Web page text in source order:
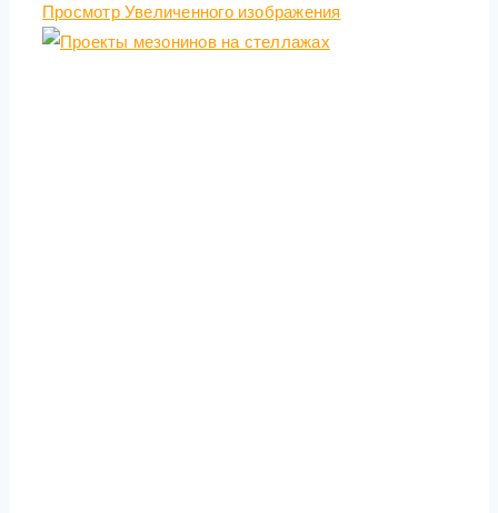
Просмотр Увеличенного изображения